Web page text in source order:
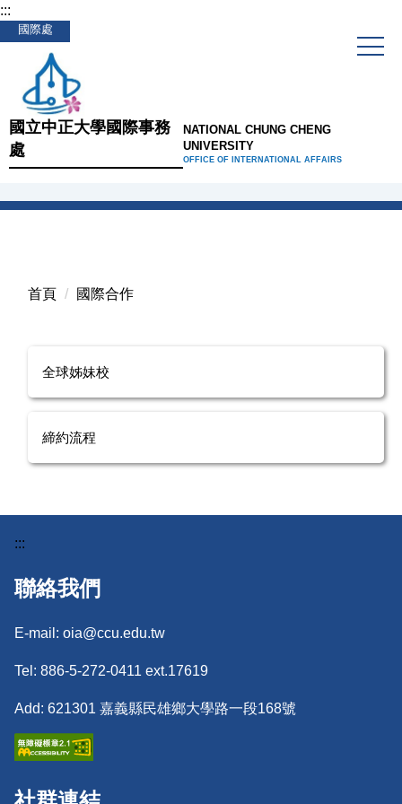
跳
到
內
容
區
:::
國際處
國立中正大學國際事務
處
NATIONAL CHUNG CHENG
UNIVERSITY
OFFICE OF INTERNATIONAL AFFAIRS
首頁 國際合作
全球姊妹校
締約流程
:::
聯絡我們
E-mail: oia@ccu.edu.tw
Tel: 886-5-272-0411 ext.17619
Add: 621301 嘉義縣民雄鄉大學路一段168號